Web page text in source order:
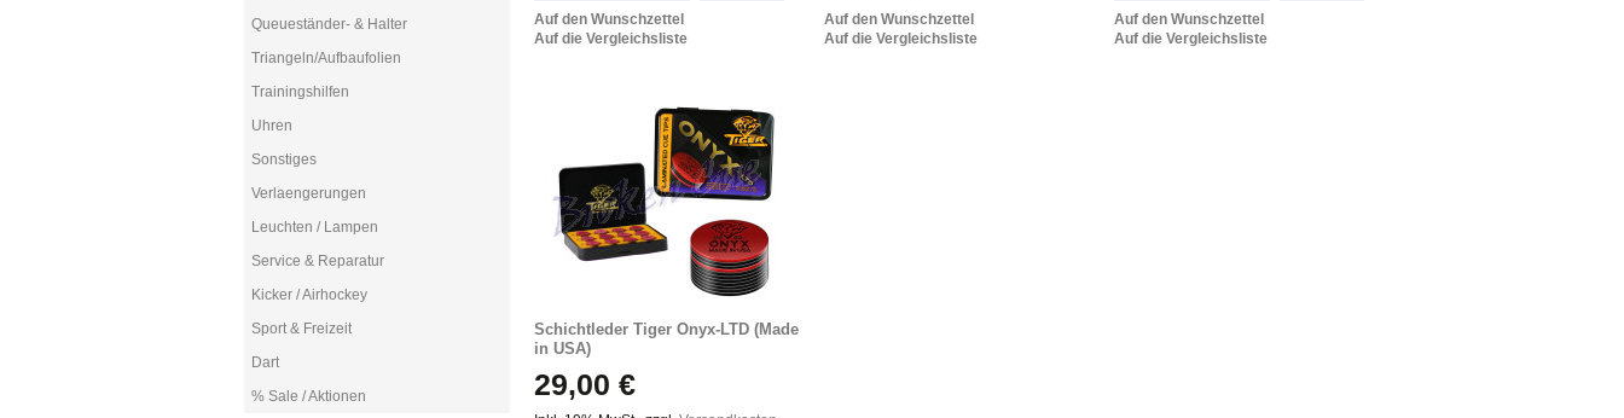
Auf den Wunschzettel
Auf die Vergleichsliste
Auf den Wunschzettel
Auf die Vergleichsliste
Auf den Wunschzettel
Auf die Vergleichsliste
Schichtleder Tiger Onyx-LTD (Made
in USA)
29,00 €
Queueständer- & Halter
Triangeln/Aufbaufolien
Trainingshilfen
Uhren
Sonstiges
Verlaengerungen
Leuchten / Lampen
Service & Reparatur
Kicker / Airhockey
Sport & Freizeit
Dart
% Sale / Aktionen